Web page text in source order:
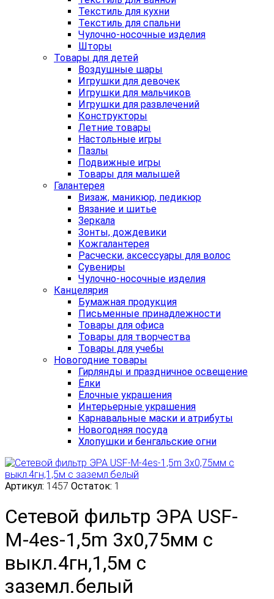
Текстиль для кухни
Текстиль для спальни
Чулочно-носочные изделия
Шторы
Товары для детей
Воздушные шары
Игрушки для девочек
Игрушки для мальчиков
Игрушки для развлечений
Конструкторы
Летние товары
Настольные игры
Пазлы
Подвижные игры
Товары для малышей
Галантерея
Визаж, маникюр, педикюр
Вязание и шитье
Зеркала
Зонты, дождевики
Кожгалантерея
Расчески, аксессуары для волос
Сувениры
Чулочно-носочные изделия
Канцелярия
Бумажная продукция
Письменные принадлежности
Товары для офиса
Товары для творчества
Товары для учебы
Новогодние товары
Гирлянды и праздничное освещение
Ёлки
Ёлочные украшения
Интерьерные украшения
Карнавальные маски и атрибуты
Новогодняя посуда
Хлопушки и бенгальские огни
Артикул: 1457 Остаток: 1
Сетевой фильтр ЭРА USF-
М-4es-1,5m 3х0,75мм с
выкл.4гн,1,5м с
заземл.белый